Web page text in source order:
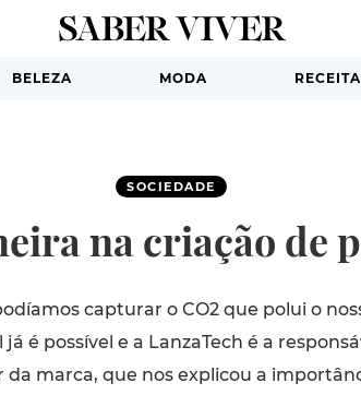
BELEZA MODA
SOCIEDADE
na criação de
capturar o CO2 que polui o
é possível e a LanzaTech é a
marca, que nos explicou a